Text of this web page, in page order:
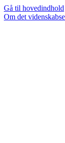
Gå til hovedindhold
Om det